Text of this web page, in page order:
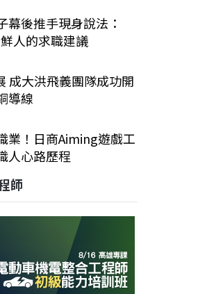
幕後推手現身說法：
人的求職建議
成大洪飛義團隊成功開
導線
業！日商Aiming遊戲工
人心路歷程
師